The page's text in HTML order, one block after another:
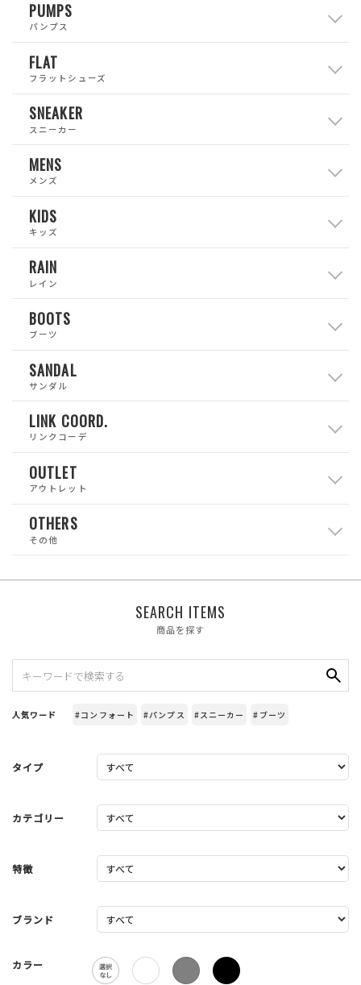
PUMPS
パンプス
FLAT
フラットシューズ
SNEAKER
スニーカー
MENS
メンズ
KIDS
キッズ
RAIN
レイン
BOOTS
ブーツ
SANDAL
サンダル
LINK COORD.
リンクコーデ
OUTLET
アウトレット
OTHERS
その他
SEARCH ITEMS
商品を探す
人気ワード #コンフォート #パンプス #スニーカー #ブーツ
タイプ
カテゴリー
特徴
ブランド
カラー